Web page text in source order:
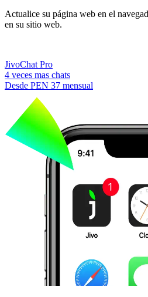
Actualice su página web en el
en su sitio web.
JivoChat Pro
4 veces mas chats
Desde PEN 37 mensual